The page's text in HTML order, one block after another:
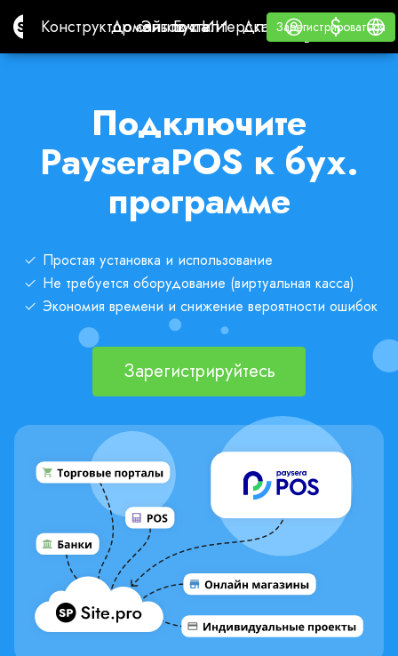
Site.proКонструктор сайтов с ИИ
Конструктор сайтов с ИИ
Домены
ДоменыЭл. почта
Эл. почта
Бухгалтерская программа
Бухгалтерская программа
Для
Для Реселлеров
ВАЙТ ЛЕЙБЛ
Обучение
Обучение
Зарегистрироваться
Зарегистрироваться
Войти $
$
Подключите
PayseraPOS к бух.
программе
Простая установка и использование
Не требуется оборудование (виртуальная касса)
Экономия времени и снижение вероятности ошибок
Зарегистрируйтесь